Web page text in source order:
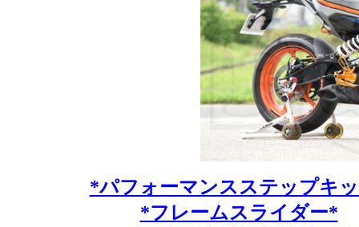
*パフォーマンスステップキ
*フレームスライダー*